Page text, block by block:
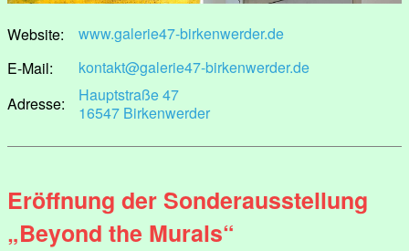
Website:
www.galerie47-birkenwerder.de
E-Mail:
kontakt@galerie47-birkenwerder.de
Adresse:
Hauptstraße 47
16547 Birkenwerder
Eröffnung der Sonderausstellung
„Beyond the Murals“